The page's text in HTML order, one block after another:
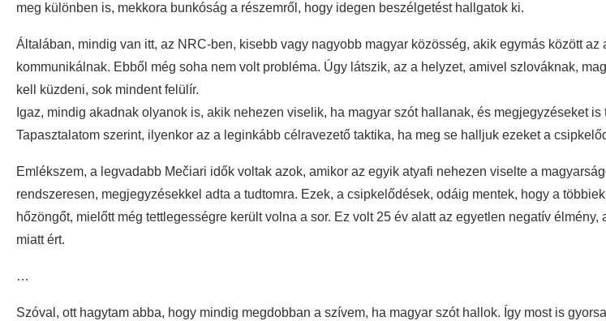
meg különben is, mekkora bunkóság a részemről, hogy idegen beszélgetést hallgatok ki.
Általában, mindig van itt, az NRC-ben, kisebb vagy nagyobb magyar közösség, akik egymás között az
kommunikálnak. Ebből még soha nem volt probléma. Úgy látszik, az a helyzet, amivel szlováknak,
kell küzdeni, sok mindent felülír.
Igaz, mindig akadnak olyanok is, akik nehezen viselik, ha magyar szót hallanak, és megjegyzéseket is
Tapasztalatom szerint, ilyenkor az a leginkább célravezető taktika, ha meg se halljuk ezeket a
Emlékszem, a legvadabb Mečiari idők voltak azok, amikor az egyik atyafi nehezen viselte a
rendszeresen, megjegyzésekkel adta a tudtomra. Ezek, a csipkelődések, odáig mentek, hogy a
hőzöngőt, mielőtt még tettlegességre került volna a sor. Ez volt 25 év alatt az egyetlen negatív élmény,
miatt ért.
…
Szóval, ott hagytam abba, hogy mindig megdobban a szívem, ha magyar szót hallok. Így most is